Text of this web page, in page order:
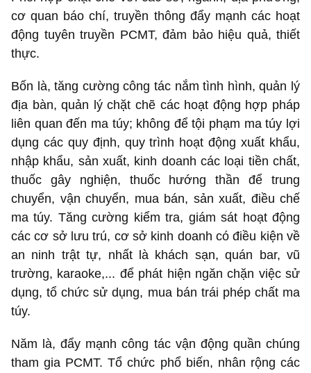
cơ quan báo chí, truyền thông đẩy mạnh các hoạt
động tuyên truyền PCMT, đảm bảo hiệu quả, thiết
thực.
Bốn là, tăng cường công tác nắm tình hình, quản lý
địa bàn, quản lý chặt chẽ các hoạt động hợp pháp
liên quan đến ma túy; không để tội phạm ma túy lợi
dụng các quy định, quy trình hoạt động xuất khẩu,
nhập khẩu, sản xuất, kinh doanh các loại tiền chất,
thuốc gây nghiện, thuốc hướng thần để trung
chuyển, vận chuyển, mua bán, sản xuất, điều chế
ma túy. Tăng cường kiểm tra, giám sát hoạt động
các cơ sở lưu trú, cơ sở kinh doanh có điều kiện về
an ninh trật tự, nhất là khách sạn, quán bar, vũ
trường, karaoke,... để phát hiện ngăn chặn việc sử
dụng, tổ chức sử dụng, mua bán trái phép chất ma
túy.
Năm là, đẩy mạnh công tác vận động quần chúng
tham gia PCMT. Tổ chức phổ biến, nhân rộng các